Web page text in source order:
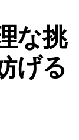
な挑
げる